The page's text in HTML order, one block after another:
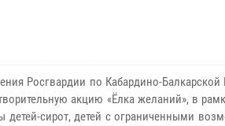
Росгвардии по Кабардино-Балкарской
акцию «Ёлка желаний», в
детей-сирот, детей с ограниченными